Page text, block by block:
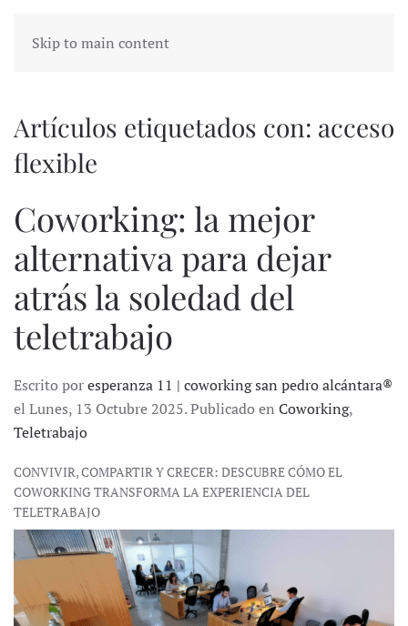
Skip to main content
Artículos etiquetados con: acceso
flexible
Coworking: la mejor
alternativa para dejar
atrás la soledad del
teletrabajo
Escrito poresperanza 11 | coworking san pedro alcántara®
el Lunes, 13 Octubre 2025. Publicado en Coworking,
Teletrabajo
CONVIVIR, COMPARTIR Y CRECER: DESCUBRE CÓMO EL
COWORKING TRANSFORMA LA EXPERIENCIA DEL
TELETRABAJO